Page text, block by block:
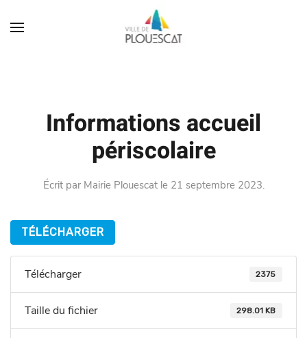
Informations accueil
périscolaire
Écrit par Mairie Plouescatle 21 septembre 2023.
TÉLÉCHARGER
Télécharger 2375
Taille du fichier 298.01 KB